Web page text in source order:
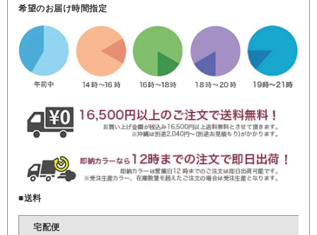
希望のお届け時間指定
■送料
宅配便